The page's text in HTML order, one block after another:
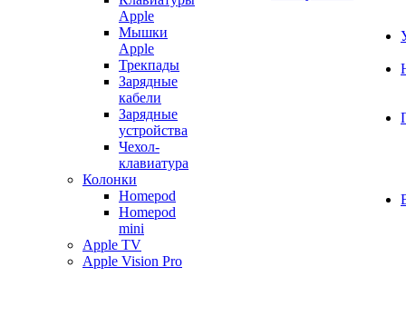
Apple
Мышки
Apple
Трекпады
Зарядные
кабели
Зарядные
устройства
Чехол-
клавиатура
Колонки
Homepod
Homepod
mini
Apple TV
Apple Vision Pro